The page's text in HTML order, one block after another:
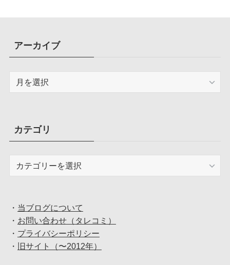
アーカイブ
ブカテゴリ
・ 当ブログについて
・ お問い合わせ（タレコミ）
・ プライバシーポリシー
・
旧サイト（〜2012年）